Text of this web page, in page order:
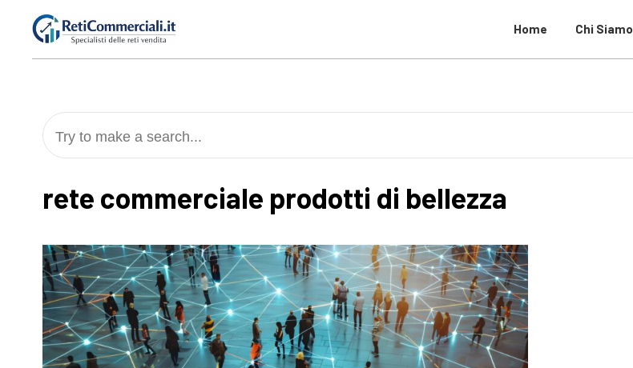
content
Home Chi Siamo
Try to make a search...
rete commerciale prodotti di bellezza